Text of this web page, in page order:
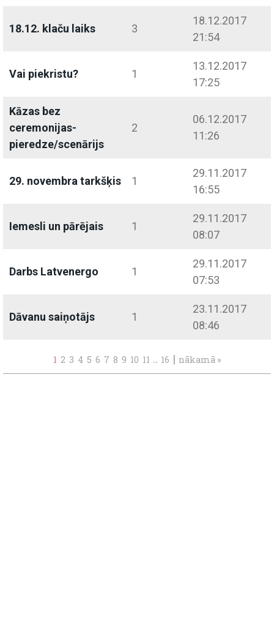
18.12. klaču laiks 3
18.12.2017
21:54
Vai piekristu? 1
13.12.2017
17:25
Kāzas bez
ceremonijas-
pieredze/scenārijs
2
06.12.2017
11:26
29. novembra tarkšķis 1
29.11.2017
16:55
Iemesli un pārējais 1
29.11.2017
08:07
Darbs Latvenergo 1
29.11.2017
07:53
Dāvanu saiņotājs 1
23.11.2017
08:46
1 2 3 4 5 6 7 8 9 10 11 .. 16 | nākamā »